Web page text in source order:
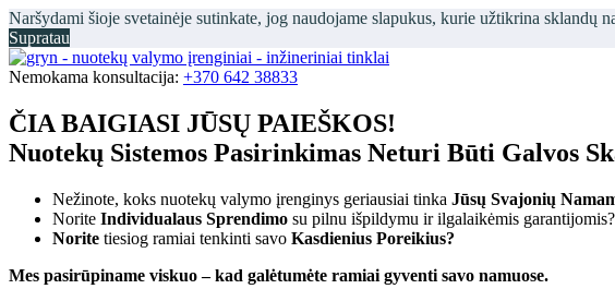
Naršydami šioje svetainėje sutinkate, jog naudojame slapukus, kurie užtikrina sklandų
Supratau
Nemokama konsultacija: +370 642 38833
ČIA BAIGIASI JŪSŲ PAIEŠKOS!
Nuotekų Sistemos Pasirinkimas Neturi Būti Galvos
Nežinote, koks nuotekų valymo įrenginys geriausiai tinka Jūsų Svajonių
Norite Individualaus Sprendimo su pilnu išpildymu ir ilgalaikėmis garantijomis?
Norite tiesiog ramiai tenkinti savo Kasdienius Poreikius?
Mes pasirūpiname viskuo – kad galėtumėte ramiai gyventi savo namuose.